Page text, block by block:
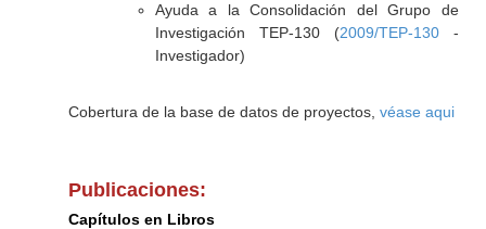
Ayuda a la Consolidación del Grupo de
Investigación TEP-130 (2009/TEP-130-
Investigador)
Cobertura de la base de datos de proyectos, véase aqui
Publicaciones:
Capítulos en Libros